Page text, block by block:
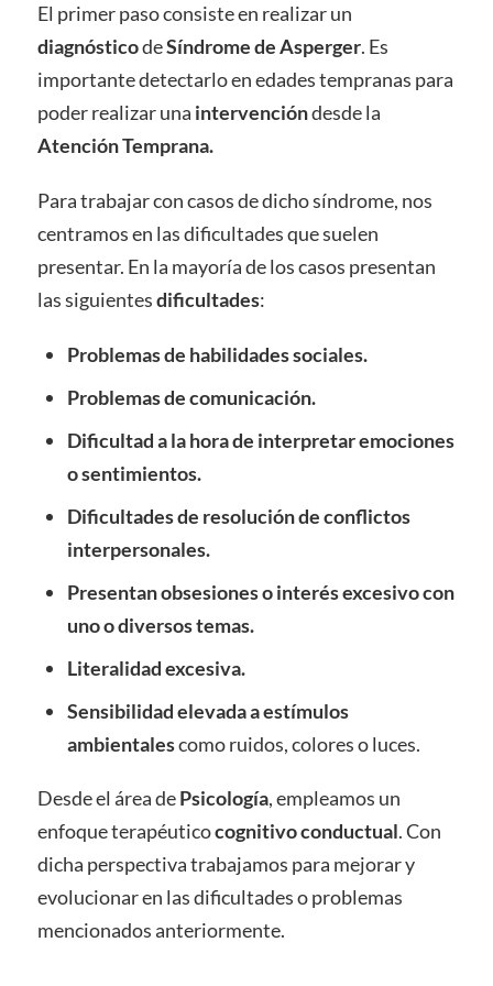
El primer paso consiste en realizar un
diagnósticodeSíndrome de Asperger. Es
importante detectarlo en edades tempranas para
poder realizar una intervencióndesde la
Atención Temprana.
Para trabajar con casos de dicho síndrome, nos
centramos en las dificultades que suelen
presentar. En la mayoría de los casos presentan
las siguientesdificultades:
Problemas de habilidades sociales.
Problemas de comunicación.
Dificultad a la hora de interpretar emociones
o sentimientos.
Dificultades de resolución de conflictos
interpersonales.
Presentan obsesiones o interés excesivo con
uno o diversos temas.
Literalidad excesiva.
Sensibilidad elevada a estímulos
ambientalescomo ruidos, colores o luces.
Desde el área dePsicología, empleamos un
enfoque terapéuticocognitivo conductual. Con
dicha perspectiva trabajamos para mejorar y
evolucionar en las dificultades o problemas
mencionados anteriormente.